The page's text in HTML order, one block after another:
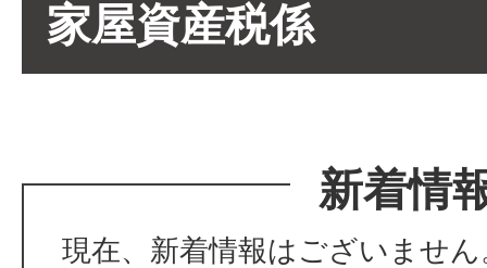
家屋資産税係
新着情
現在、新着情報はございません